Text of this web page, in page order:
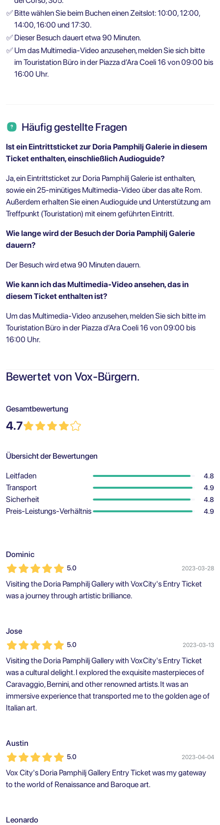
✅ Bitte wählen Sie beim Buchen einen Zeitslot: 10:00, 12:00,
14:00, 16:00 und 17:30.
✅ Dieser Besuch dauert etwa 90 Minuten.
✅ Um das Multimedia-Video anzusehen, melden Sie sich bitte
im Touristation Büro in der Piazza d’Ara Coeli 16 von 09:00 bis
16:00 Uhr.
Häufig gestellte Fragen
Ist ein Eintrittsticket zur Doria Pamphilj Galerie in diesem
Ticket enthalten, einschließlich Audioguide?
Ja, ein Eintrittsticket zur Doria Pamphilj Galerie ist enthalten,
sowie ein 25-minütiges Multimedia-Video über das alte Rom.
Außerdem erhalten Sie einen Audioguide und Unterstützung am
Treffpunkt (Touristation) mit einem geführten Eintritt.
Wie lange wird der Besuch der Doria Pamphilj Galerie
dauern?
Der Besuch wird etwa 90 Minuten dauern.
Wie kann ich das Multimedia-Video ansehen, das in
diesem Ticket enthalten ist?
Um das Multimedia-Video anzusehen, melden Sie sich bitte im
Touristation Büro in der Piazza d’Ara Coeli 16 von 09:00 bis
16:00 Uhr.
Bewertet von Vox-Bürgern.
Gesamtbewertung
4.7
Übersicht der Bewertungen
Leitfaden 4.8
Transport 4.9
Sicherheit 4.8
Preis-Leistungs-Verhältnis 4.9
Dominic
5.0 2023-03-28
Visiting the Doria Pamphilj Gallery with VoxCity's Entry Ticket
was a journey through artistic brilliance.
Jose
5.0 2023-03-13
Visiting the Doria Pamphilj Gallery with VoxCity's Entry Ticket
was a cultural delight. I explored the exquisite masterpieces of
Caravaggio, Bernini, and other renowned artists. It was an
immersive experience that transported me to the golden age of
Italian art.
Austin
5.0 2023-04-04
Vox City's Doria Pamphilj Gallery Entry Ticket was my gateway
to the world of Renaissance and Baroque art.
Leonardo